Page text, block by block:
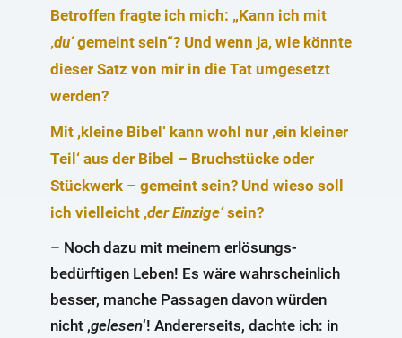
Betroffen fragte ich mich: „Kann ich mit
‚du‘gemeint sein“? Und wenn ja, wie könnte
dieser Satz von mir in die Tat umgesetzt
werden?
Mit ,kleine Bibel‘ kann wohl nur ‚ein kleiner
Teil‘ aus der Bibel – Bruchstücke oder
Stückwerk – gemeint sein? Und wieso soll
ich vielleicht ‚der Einzige‘sein?
– Noch dazu mit meinem erlösungs-
bedürftigen Leben! Es wäre wahrscheinlich
besser, manche Passagen davon würden
nicht ‚gelesen‘! Andererseits, dachte ich: in